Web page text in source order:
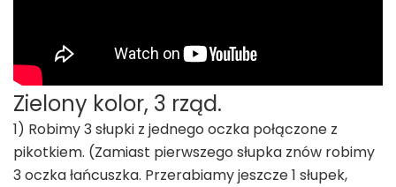
Zielony kolor, 3 rząd.
1) Robimy 3 słupki z jednego oczka połączone z
pikotkiem. (Zamiast pierwszego słupka znów robimy
3 oczka łańcuszka. Przerabiamy jeszcze 1 słupek,